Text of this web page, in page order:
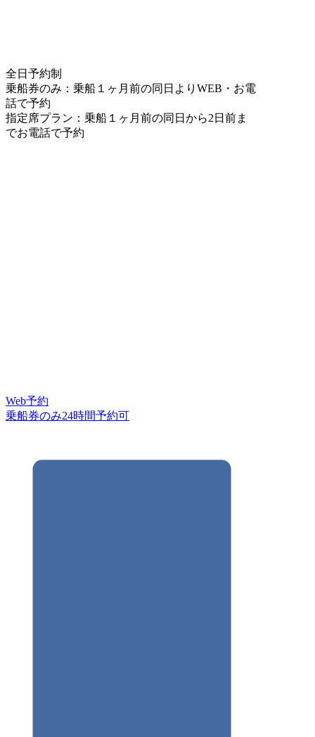
全日予約制
乗船券のみ：乗船１ヶ月前の同日よりWEB・お電
話で予約
指定席プラン：乗船１ヶ月前の同日から2日前ま
でお電話で予約
Web予約
乗船券のみ24時間予約可